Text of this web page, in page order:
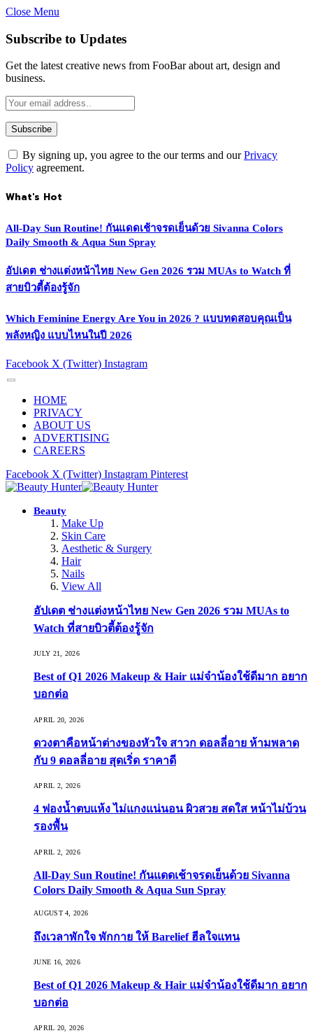
Close Menu
Subscribe to Updates
Get the latest creative news from FooBar about art, design and
business.
By signing up, you agree to the our terms and ourPrivacy
Policy agreement.
What's Hot
All-Day Sun Routine! กันแดดเช้าจรดเย็นด้วย Sivanna Colors
Daily Smooth & Aqua Sun Spray
อัปเดต ช่างแต่งหน้าไทย New Gen 2026 รวม MUAs to Watch ที่
สายบิวตี้ต้องรู้จัก
Which Feminine Energy Are You in 2026 ? แบบทดสอบคุณเป็น
พลังหญิง แบบไหนในปี 2026
Facebook X (Twitter) Instagram
HOME
PRIVACY
ABOUT US
ADVERTISING
CAREERS
Facebook X (Twitter) Instagram Pinterest
Beauty
Make Up
Skin Care
Aesthetic & Surgery
Hair
Nails
View All
อัปเดต ช่างแต่งหน้าไทย New Gen 2026 รวม MUAs to
Watch ที่สายบิวตี้ต้องรู้จัก
JULY 21, 2026
Best of Q1 2026 Makeup & Hair แม่จ๋าน้องใช้ดีมาก อยาก
บอกต่อ
APRIL 20, 2026
ดวงตาคือหน้าต่างของหัวใจ สาวก ดอลลี่อาย ห้ามพลาด
กับ 9 ดอลลี่อาย สุดเริ่ด ราคาดี
APRIL 2, 2026
4 ฟองน้ำตบแห้ง ไม่แกงแน่นอน ผิวสวย สดใส หน้าไม่บ้วน
รองพื้น
APRIL 2, 2026
All-Day Sun Routine! กันแดดเช้าจรดเย็นด้วย Sivanna
Colors Daily Smooth & Aqua Sun Spray
AUGUST 4, 2026
ถึงเวลาพักใจ พักกาย ให้ Barelief ฮีลใจแทน
JUNE 16, 2026
Best of Q1 2026 Makeup & Hair แม่จ๋าน้องใช้ดีมาก อยาก
บอกต่อ
APRIL 20, 2026